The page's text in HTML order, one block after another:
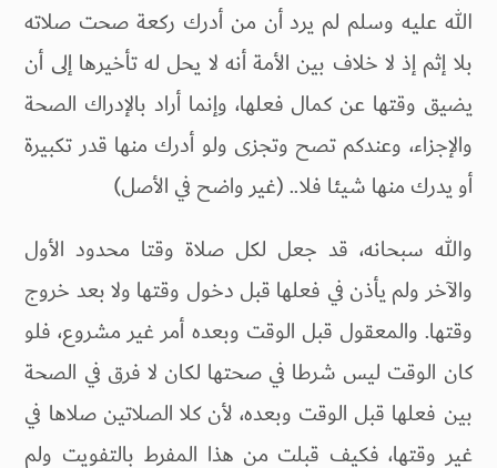
الله عليه وسلم لم يرد أن من أدرك ركعة صحت صلاته
بلا إثم إذ لا خلاف بين الأمة أنه لا يحل له تأخيرها إلى أن
يضيق وقتها عن كمال فعلها، وإنما أراد بالإدراك الصحة
والإجزاء، وعندكم تصح وتجزى ولو أدرك منها قدر تكبيرة
أو يدرك منها شيئا فلا.. (غير واضح في الأصل)
والله سبحانه، قد جعل لكل صلاة وقتا محدود الأول
والآخر ولم يأذن في فعلها قبل دخول وقتها ولا بعد خروج
وقتها. والمعقول قبل الوقت وبعده أمر غير مشروع، فلو
كان الوقت ليس شرطا في صحتها لكان لا فرق في الصحة
بين فعلها قبل الوقت وبعده، لأن كلا الصلاتين صلاها في
غير وقتها، فكيف قبلت من هذا المفرط بالتفويت ولم